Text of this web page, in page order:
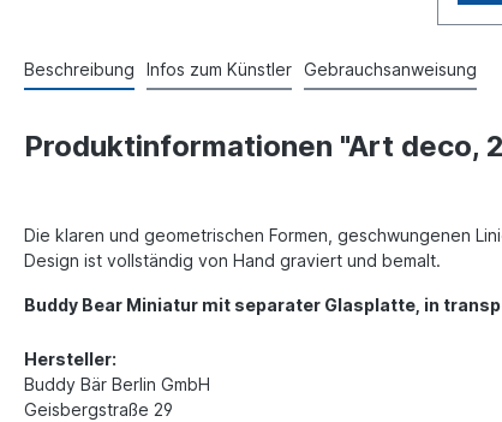
Beschreibung Infos zum Künstler Gebrauchsanweisung
Produktinformationen "Art deco,
Die klaren und geometrischen Formen, geschwungenen
Design ist vollständig von Hand graviert und bemalt.
Buddy Bear Miniatur mit separater Glasplatte, in
Hersteller:
Buddy Bär Berlin GmbH
Geisbergstraße 29